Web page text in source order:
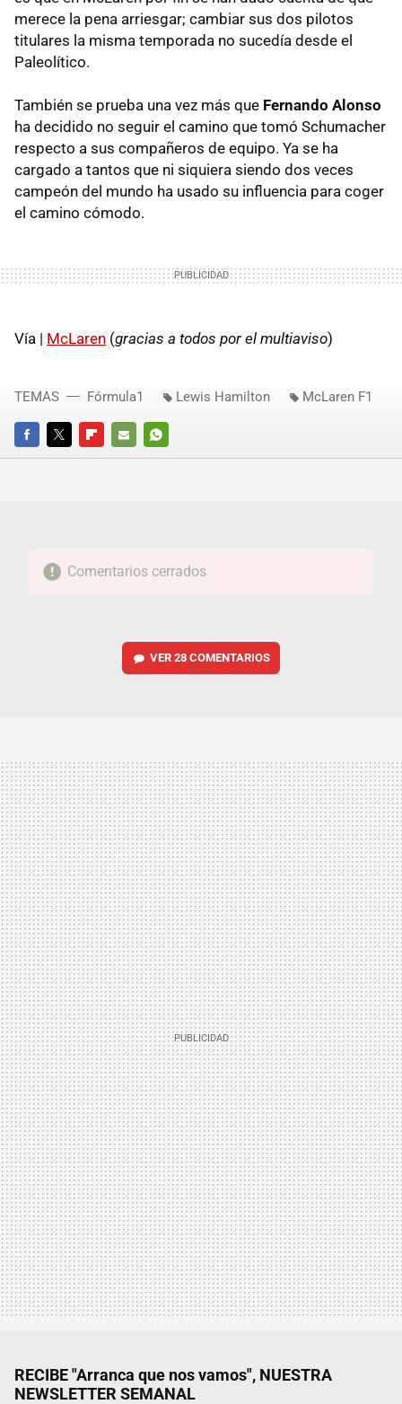
merece la pena arriesgar; cambiar sus dos pilotos
titulares la misma temporada no sucedía desde el
Paleolítico.
También se prueba una vez más que Fernando Alonso
ha decidido no seguir el camino que tomó Schumacher
respecto a sus compañeros de equipo. Ya se ha
cargado a tantos que ni siquiera siendo dos veces
campeón del mundo ha usado su influencia para coger
el camino cómodo.
Vía | McLaren (gracias a todos por el multiaviso)
FACEBOOKTWITTERFLIPBOARD
E-
WHATSAPP
TEMAS Fórmula1 Lewis Hamilton McLaren F1
Comentarios cerrados
VER 28 COMENTARIOS
RECIBE "Arranca que nos vamos", NUESTRA
NEWSLETTER SEMANAL